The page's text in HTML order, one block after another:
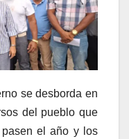
se desborda en
del pueblo que
el año y los